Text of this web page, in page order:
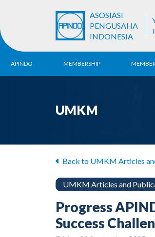
ASOSIASI
PENGUSAHA
INDONESIA
APINDO
Vision & Mission
MEMBERSHIP
UMKM
Back to UMKM Articles
UMKM Articles and
Progress
Success